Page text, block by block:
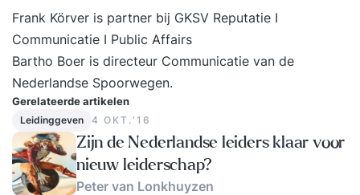
Stijlmiddelen Kleine anekdotes verzamelen en
toevoegen Kernboodschap Presentatie
technieken Regie van je verhaal De magie van
jouw verhaal Na deze training van 2 dagen:
Beschik jij over de bouwstenen om een goed
verhaal beeldend te construeren Kun jij jouw
persoonlijke of corporate story boeiend vertellen
en presenteren Ben jij je bewust van de magie
van jouw verhaal, zodat je weet te overtuigen en
Frank Körver is partner bij GKSV Reputatie I
Communicatie I Public Affairs
Bartho Boer is directeur Communicatie van de
Nederlandse Spoorwegen.
Gerelateerde artikelen
Leidinggeven 4 OKT.‘16
Zijn de Nederlandse leiders klaar voor
nieuw leiderschap?
Peter van Lonkhuyzen